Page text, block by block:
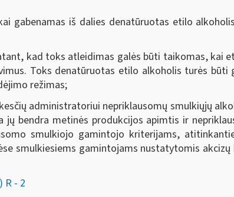
gabenamas iš dalies denatūruotas etilo
kad toks atleidimas galės būti taikomas, kai
Toks denatūruotas etilo alkoholis turės būti
režimas;
administratoriui nepriklausomų smulkiųjų
bendra metinės produkcijos apimtis ir
smulkiojo gamintojo kriterijams,
smulkiesiems gamintojams nustatytomis
R - 2